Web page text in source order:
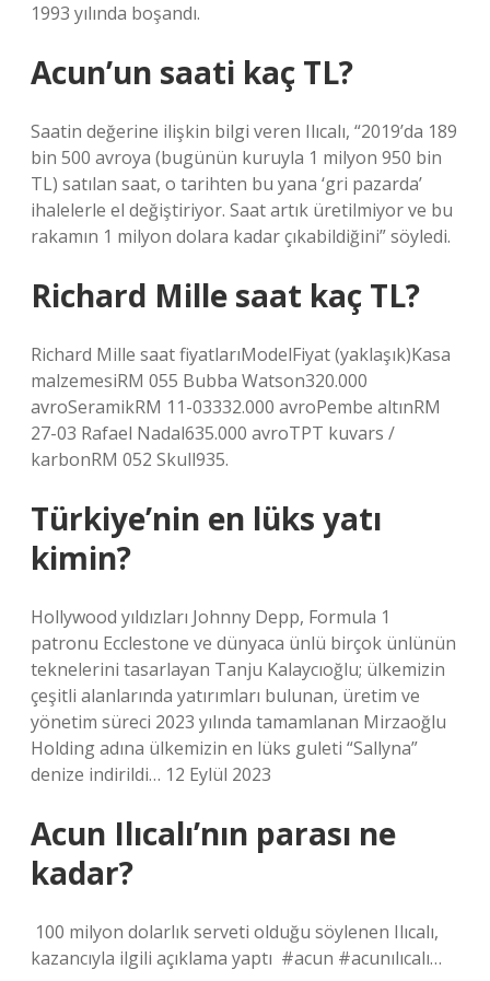
1993 yılında boşandı.
Acun’un saati kaç TL?
Saatin değerine ilişkin bilgi veren Ilıcalı, “2019’da 189
bin 500 avroya (bugünün kuruyla 1 milyon 950 bin
TL) satılan saat, o tarihten bu yana ‘gri pazarda’
ihalelerle el değiştiriyor. Saat artık üretilmiyor ve bu
rakamın 1 milyon dolara kadar çıkabildiğini” söyledi.
Richard Mille saat kaç TL?
Richard Mille saat fiyatlarıModelFiyat (yaklaşık)Kasa
malzemesiRM 055 Bubba Watson320.000
avroSeramikRM 11-03332.000 avroPembe altınRM
27-03 Rafael Nadal635.000 avroTPT kuvars /
karbonRM 052 Skull935.
Türkiye’nin en lüks yatı
kimin?
Hollywood yıldızları Johnny Depp, Formula 1
patronu Ecclestone ve dünyaca ünlü birçok ünlünün
teknelerini tasarlayan Tanju Kalaycıoğlu; ülkemizin
çeşitli alanlarında yatırımları bulunan, üretim ve
yönetim süreci 2023 yılında tamamlanan Mirzaoğlu
Holding adına ülkemizin en lüks guleti “Sallyna”
denize indirildi… 12 Eylül 2023
Acun Ilıcalı’nın parası ne
kadar?
⁣ 100 milyon dolarlık serveti olduğu söylenen Ilıcalı,
kazancıyla ilgili açıklama yaptı⁣ ⁣ #acun #acunılıcalı…